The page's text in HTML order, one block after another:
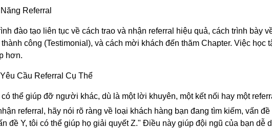
Referral
đào tạo liên tục về cách trao và nhận referral hiệu quả, cách trình bày
công (Testimonial), và cách mời khách đến thăm Chapter. Việc học
hơn.
Cầu Referral Cụ Thể
thể giúp đỡ người khác, dù là một lời khuyên, một kết nối hay một
referral, hãy nói rõ ràng về loại khách hàng bạn đang tìm kiếm, vấn
đề Y, tôi có thể giúp họ giải quyết Z." Điều này giúp đội ngũ của bạn